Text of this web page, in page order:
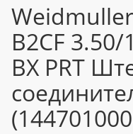
B2CF 3.50/
BX PRT